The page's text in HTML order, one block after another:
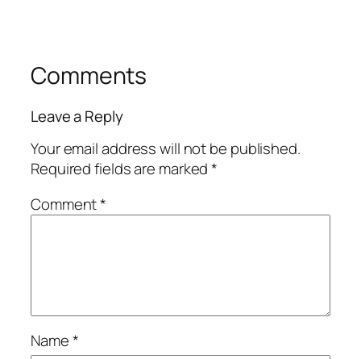
Comments
Leave a Reply
Your email address will not be published.
Required fields are marked*
Comment*
Name*